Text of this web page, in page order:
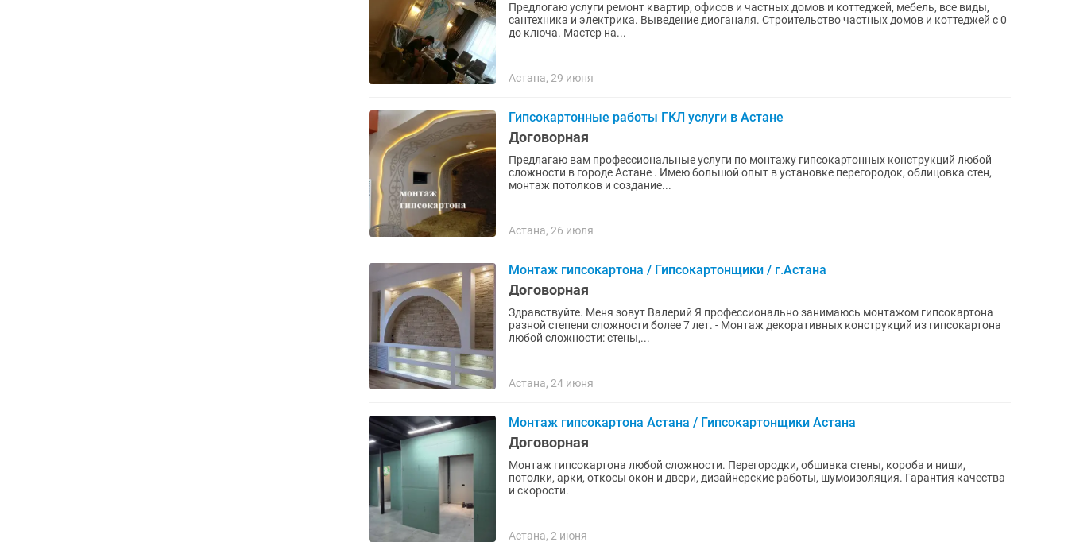
Предлогаю услуги ремонт квартир, офисов и частных домов и коттеджей, мебель, все виды,
сантехника и электрика. Выведение диоганаля. Строительство частных домов и коттеджей с 0
до ключа. Мастер на...
Астана, 29 июня
Гипсокартонные работы ГКЛ услуги в Астане
Договорная
Предлагаю вам профессиональные услуги по монтажу гипсокартонных конструкций любой
сложности в городе Астане . Имею большой опыт в установке перегородок, облицовка стен,
монтаж потолков и создание...
Астана, 26 июля
Монтаж гипсокартона / Гипсокартонщики / г.Астана
Договорная
Здравствуйте. Меня зовут Валерий Я профессионально занимаюсь монтажом гипсокартона
разной степени сложности более 7 лет. - Монтаж декоративных конструкций из гипсокартона
любой сложности: стены,...
Астана, 24 июня
Монтаж гипсокартона Астана / Гипсокартонщики Астана
Договорная
Монтаж гипсокартона любой сложности. Перегородки, обшивка стены, короба и ниши,
потолки, арки, откосы окон и двери, дизайнерские работы, шумоизоляция. Гарантия качества
и скорости.
Астана, 2 июня